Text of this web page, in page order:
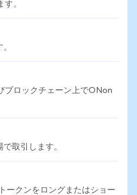
。
ブロックチェーン上でONon
取引します。
ークンをロングまたはショー